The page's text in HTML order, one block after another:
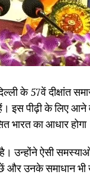
के 57वें दीक्षांत
हैं। इस पीढ़ी के लिए
का आधार
उन्होंने ऐसी
और उनके समाधान